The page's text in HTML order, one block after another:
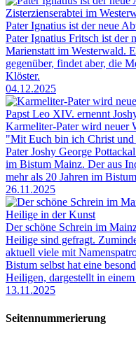
Zisterzienserabtei im
Pater Ignatius ist der neue
Pater Ignatius Fritsch ist der
Marienstatt im Westerwald.
gegenüber, findet aber, die
Klöster.
04.12.2025
Papst Leo XIV. ernennt
Karmeliter-Pater wird neuer
"Mit Euch bin ich Christ
Pater Joshy George
im Bistum Mainz. Der aus
mehr als 20 Jahren im
26.11.2025
Heilige in der Kunst
Der schöne Schrein im
Heilige sind gefragt.
aktuell viele mit
Bistum selbst hat eine
Heiligen, dargestellt in
13.11.2025
Seitennummerierung